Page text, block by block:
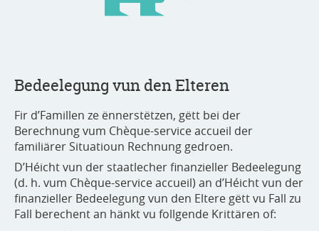
Bedeelegung vun den Elteren
Fir d’Famillen ze ënnerstëtzen, gëtt bei der
Berechnung vum Chèque-service accueil der
familiärer Situatioun Rechnung gedroen.
D’Héicht vun der staatlecher finanzieller Bedeelegung
(d. h. vum Chèque-service accueil) an d’Héicht vun der
finanzieller Bedeelegung vun den Eltere gëtt vu Fall zu
Fall berechent an hänkt vu follgende Krittären of: